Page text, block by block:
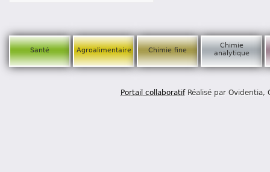
Santé Agroalimentaire Chimie fine
Chimie
analytique
Portail collaboratifRéalisé par Ovidentia,